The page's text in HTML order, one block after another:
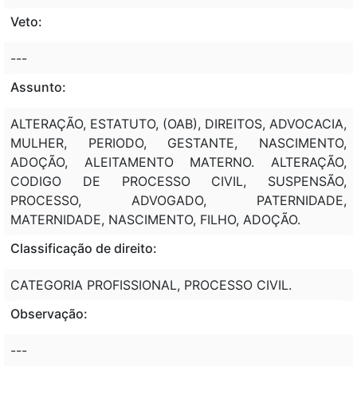
Veto:
---
Assunto:
ALTERAÇÃO, ESTATUTO, (OAB), DIREITOS, ADVOCACIA,
MULHER, PERIODO, GESTANTE, NASCIMENTO,
ADOÇÃO, ALEITAMENTO MATERNO. ALTERAÇÃO,
CODIGO DE PROCESSO CIVIL, SUSPENSÃO,
PROCESSO, ADVOGADO, PATERNIDADE,
MATERNIDADE, NASCIMENTO, FILHO, ADOÇÃO.
Classificação de direito:
CATEGORIA PROFISSIONAL, PROCESSO CIVIL.
Observação:
---